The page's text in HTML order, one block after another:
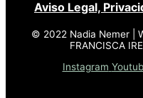
Aviso Legal,
© 2022 Nadia Nemer |
FRANCISCA
Instagram